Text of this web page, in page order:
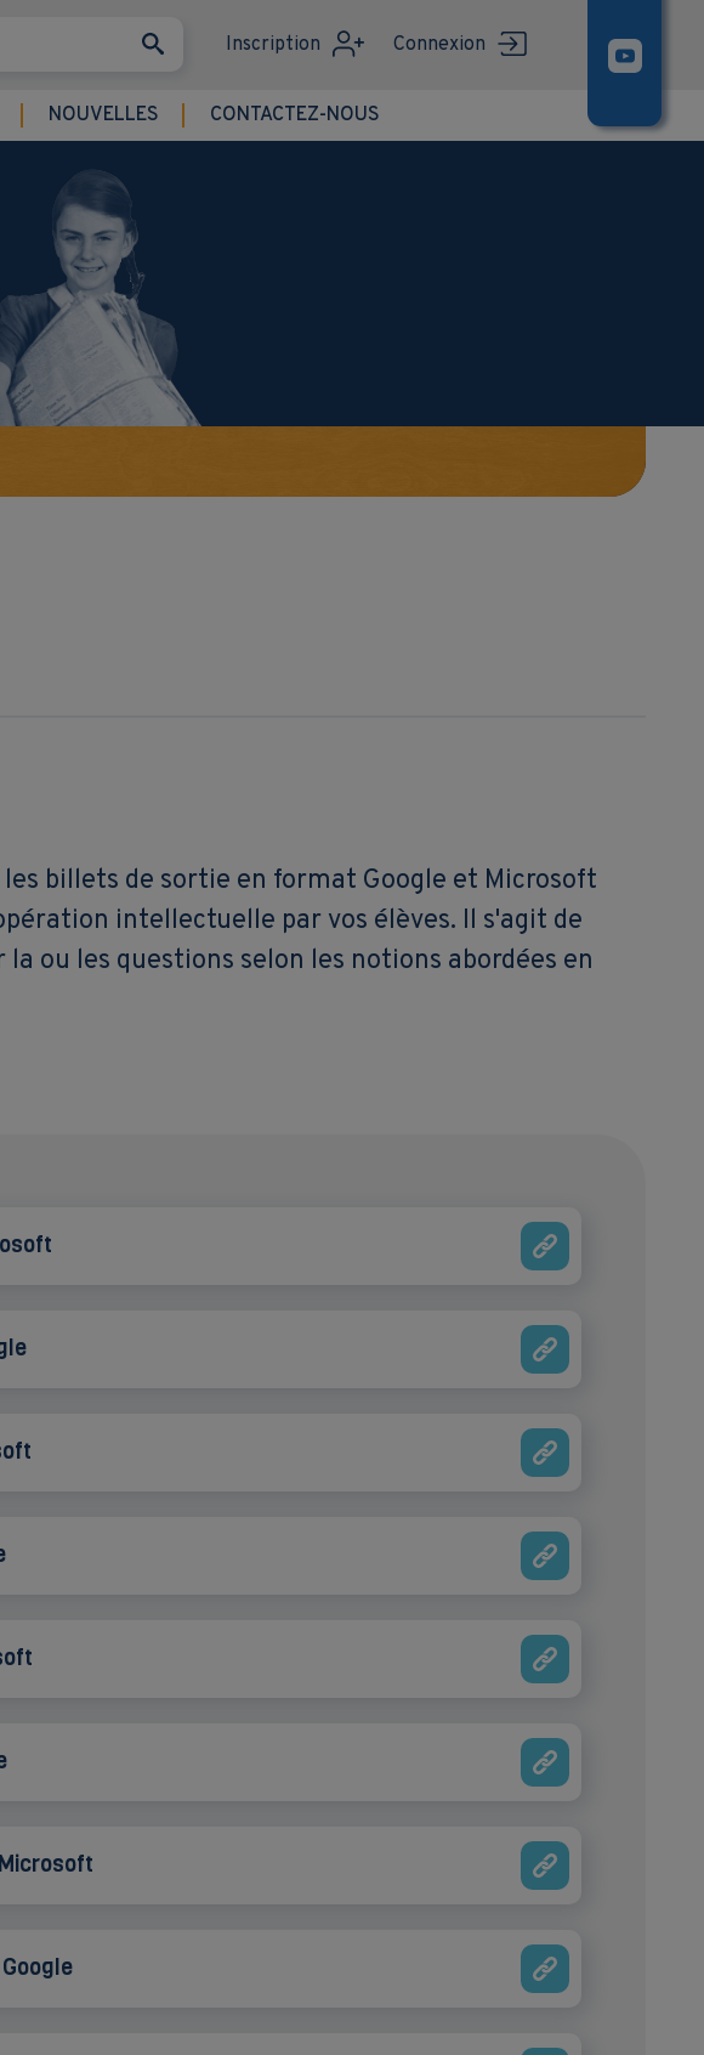
Inscription Connexion
NOUVELLES CONTACTEZ-NOUS
billets de sortie en format Google et Microsoft
intellectuelle par vos élèves. Il s'agit de
ou les questions selon les notions abordées en